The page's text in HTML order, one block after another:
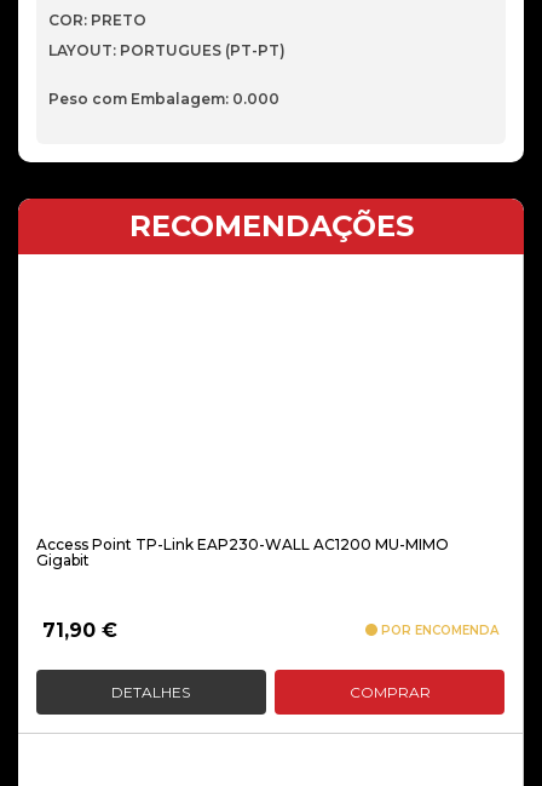
COR: PRETO
LAYOUT: PORTUGUES (PT-PT)
Peso com Embalagem: 0.000
RECOMENDAÇÕES
Access Point TP-Link EAP230-WALL AC1200 MU-MIMO
Gigabit
71,90 € POR ENCOMENDA
DETALHES COMPRAR